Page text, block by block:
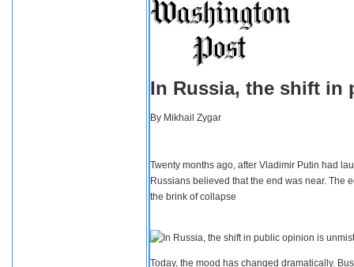
In Russia, the shift in
By Mikhail Zygar
Twenty months ago, after Vladimir Putin had
Russians believed that the end was near. The
the brink of collapse
Today, the mood has changed dramatically.